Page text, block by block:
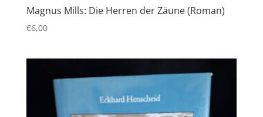
Magnus Mills: Die Herren der Zäune (Roman)
€6,00